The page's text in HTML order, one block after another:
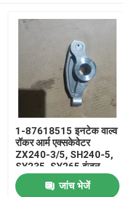
1-87618515 इनटेक वाल्व
रॉकर आर्म एक्सकेवेटर
ZX240-3/5, SH240-5,
SY235, SY265 इंजन
ZX240, SK330, CX240
के लिए
जांच भेजें